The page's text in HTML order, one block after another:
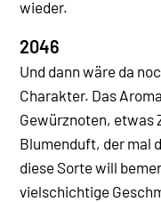
wieder.
2046
Und dann wäre da
Charakter. Das
Gewürznoten, etwas
Blumenduft, der mal
diese Sorte will
vielschichtige